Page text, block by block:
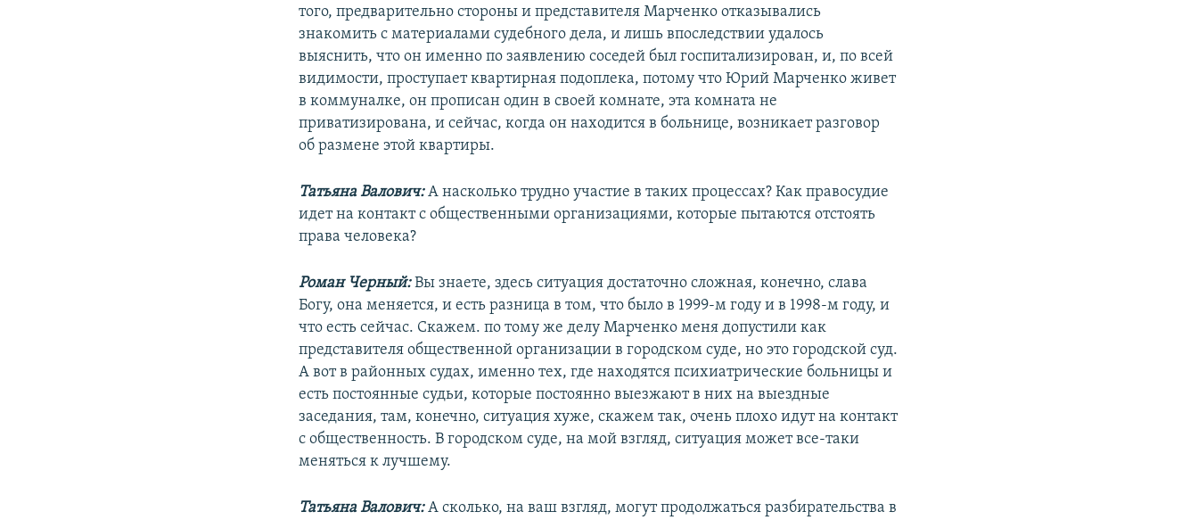
того, предварительно стороны и представителя Марченко отказывались
знакомить с материалами судебного дела, и лишь впоследствии удалось
выяснить, что он именно по заявлению соседей был госпитализирован, и, по всей
видимости, проступает квартирная подоплека, потому что Юрий Марченко живет
в коммуналке, он прописан один в своей комнате, эта комната не
приватизирована, и сейчас, когда он находится в больнице, возникает разговор
об размене этой квартиры.
Татьяна Валович:А насколько трудно участие в таких процессах? Как правосудие
идет на контакт с общественными организациями, которые пытаются отстоять
права человека?
Роман Черный:Вы знаете, здесь ситуация достаточно сложная, конечно, слава
Богу, она меняется, и есть разница в том, что было в 1999-м году и в 1998-м году, и
что есть сейчас. Скажем. по тому же делу Марченко меня допустили как
представителя общественной организации в городском суде, но это городской суд.
А вот в районных судах, именно тех, где находятся психиатрические больницы и
есть постоянные судьи, которые постоянно выезжают в них на выездные
заседания, там, конечно, ситуация хуже, скажем так, очень плохо идут на контакт
с общественность. В городском суде, на мой взгляд, ситуация может все-таки
меняться к лучшему.
Татьяна Валович:А сколько, на ваш взгляд, могут продолжаться разбирательства в